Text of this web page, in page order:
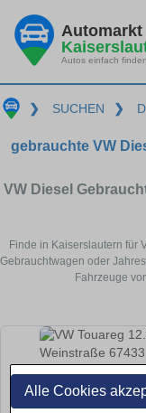
Alle Cookies
Automarkt
Autos einfach finden
❯ SUCHEN ❯
gebrauchte VW
VW Diesel
Finde in Kaiserslautern für
Gebrauchtwagen oder
Fahrzeuge